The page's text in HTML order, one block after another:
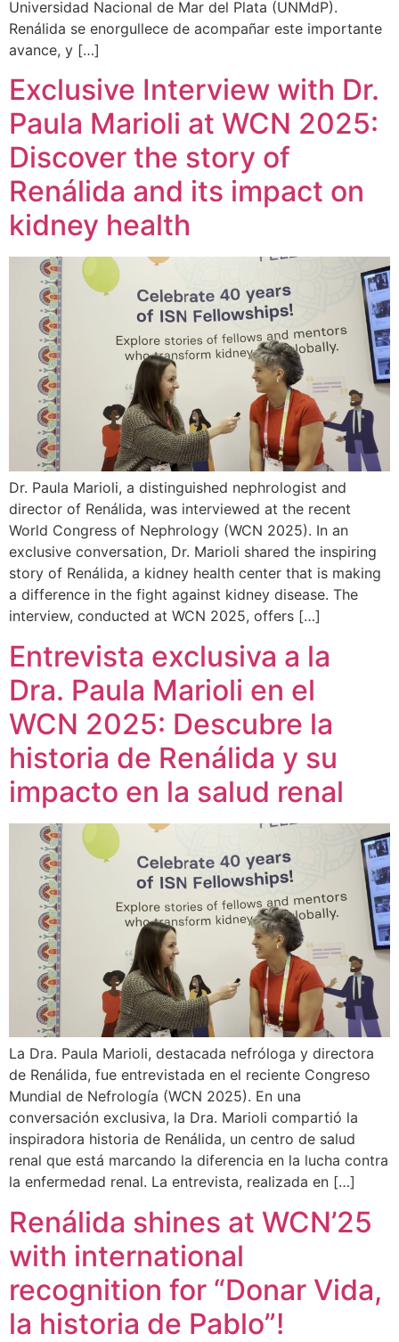
Universidad Nacional de Mar del Plata (UNMdP).
Renálida se enorgullece de acompañar este importante
avance, y […]
Exclusive Interview with Dr.
Paula Marioli at WCN 2025:
Discover the story of
Renálida and its impact on
kidney health
Dr. Paula Marioli, a distinguished nephrologist and
director of Renálida, was interviewed at the recent
World Congress of Nephrology (WCN 2025). In an
exclusive conversation, Dr. Marioli shared the inspiring
story of Renálida, a kidney health center that is making
a difference in the fight against kidney disease. The
interview, conducted at WCN 2025, offers […]
Entrevista exclusiva a la
Dra. Paula Marioli en el
WCN 2025: Descubre la
historia de Renálida y su
impacto en la salud renal
La Dra. Paula Marioli, destacada nefróloga y directora
de Renálida, fue entrevistada en el reciente Congreso
Mundial de Nefrología (WCN 2025). En una
conversación exclusiva, la Dra. Marioli compartió la
inspiradora historia de Renálida, un centro de salud
renal que está marcando la diferencia en la lucha contra
la enfermedad renal. La entrevista, realizada en […]
Renálida shines at WCN’25
with international
recognition for “Donar Vida,
la historia de Pablo”!